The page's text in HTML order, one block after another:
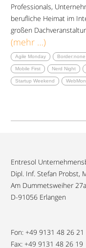
Professionals,
berufliche Heimat im
großen
(mehr …)
Agile Monday Border:none
Mobile First Nerd Night
Startup Weekend
Entresol
Dipl. Inf. Stefan Probst,
Am Dummetsweiher 27a
D-91056 Erlangen
Fon: +49 9131 48 26 21
Fax: +49 9131 48 26 19